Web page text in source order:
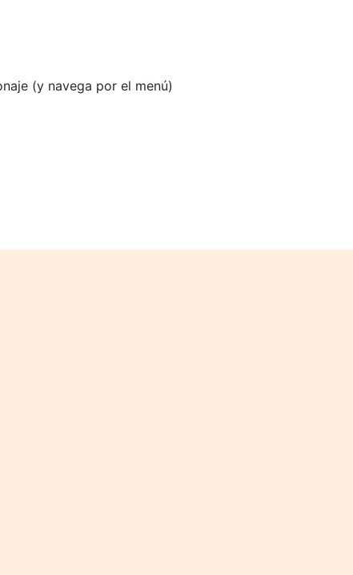
(y navega por el menú)